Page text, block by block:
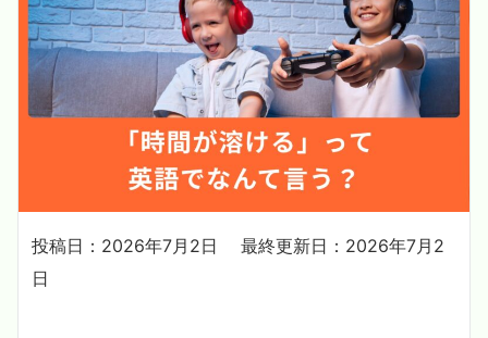
投稿日：2026年7月2日
最終更新日：2026年7月2
日